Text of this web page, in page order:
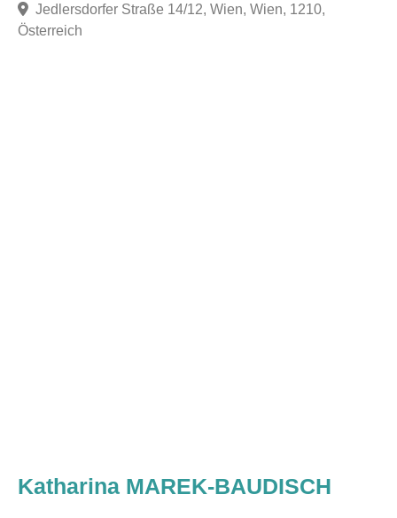
Jedlersdorfer Straße 14/12, Wien, Wien, 1210,
Österreich
Katharina MAREK-BAUDISCH